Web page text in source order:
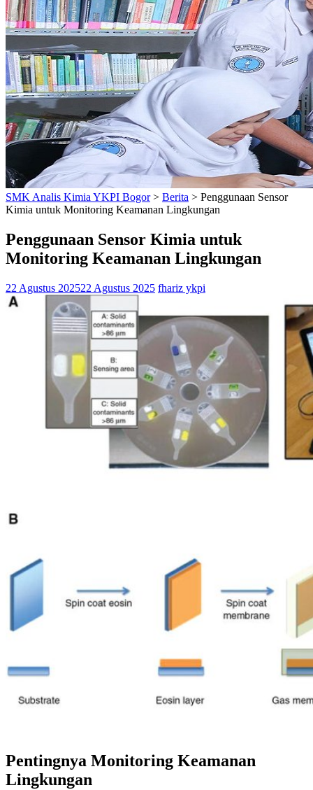
SMK Analis Kimia YKPI Bogor> Berita > Penggunaan Sensor
Kimia untuk Monitoring Keamanan Lingkungan
Penggunaan Sensor Kimia untuk
Monitoring Keamanan Lingkungan
22 Agustus 202522 Agustus 2025 fhariz ykpi
Pentingnya Monitoring Keamanan
Lingkungan